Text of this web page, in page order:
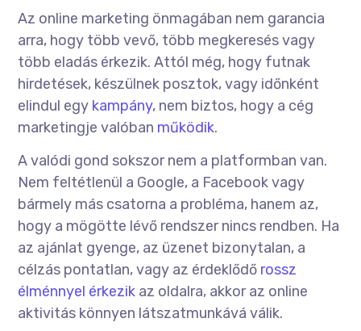
Az online marketing önmagában nem garancia
arra, hogy több vevő, több megkeresés vagy
több eladás érkezik. Attól még, hogy futnak
hirdetések, készülnek posztok, vagy időnként
elindul egy kampány, nem biztos, hogy a cég
marketingje valóban működik.
A valódi gond sokszor nem a platformban van.
Nem feltétlenül a Google, a Facebook vagy
bármely más csatorna a probléma, hanem az,
hogy a mögötte lévő rendszer nincs rendben. Ha
az ajánlat gyenge, az üzenet bizonytalan, a
célzás pontatlan, vagy az érdeklődő rossz
élménnyel érkezik az oldalra, akkor az online
aktivitás könnyen látszatmunkává válik.